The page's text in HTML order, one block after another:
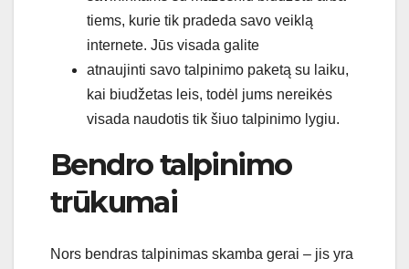
tiems, kurie tik pradeda savo veiklą
internete. Jūs visada galite
atnaujinti savo talpinimo paketą su laiku,
kai biudžetas leis, todėl jums nereikės
visada naudotis tik šiuo talpinimo lygiu.
Bendro talpinimo
trūkumai
Nors bendras talpinimas skamba gerai – jis yra